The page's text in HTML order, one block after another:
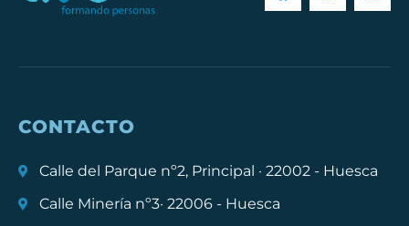
CONTACTO
Calle del Parque nº2, Principal · 22002 - Huesca
Calle Minería nº3· 22006 - Huesca